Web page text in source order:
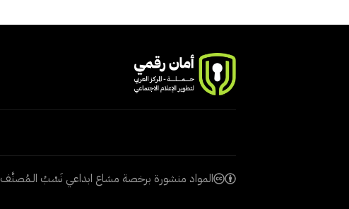
المواد منشورة برخصة مشاع ابداعي نَسْبُ الـمُصنَّف 4.0 دولي